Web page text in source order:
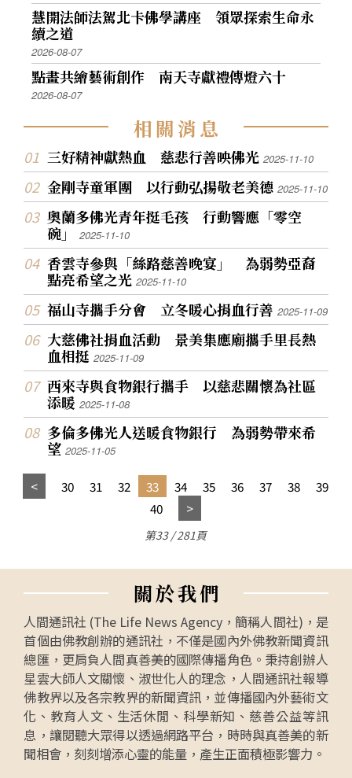
慧開法師法駕北卡佛學講座 領眾探索生命永
續之道
2026-08-07
點畫共繪藝術創作 南天寺獻禮傳燈六十
2026-08-07
相關消息
三好精神獻熱血 慈悲行善映佛光2025-11-10
金剛寺童軍團 以行動弘揚敬老美德2025-11-10
奧蘭多佛光青年挺毛孩 行動響應「零空
碗」2025-11-10
香雲寺參與「絲路慈善晚宴」 為弱勢亞裔
點亮希望之光2025-11-10
福山寺攜手分會 立冬暖心捐血行善2025-11-09
大慈佛社捐血活動 景美集應廟攜手里長熱
血相挺2025-11-09
西來寺與食物銀行攜手 以慈悲關懷為社區
添暖2025-11-08
多倫多佛光人送暖食物銀行 為弱勢帶來希
望2025-11-05
30 31 32 33 34 35 36 37 38
39
40
第33 / 281頁
關於我們
人間通訊社 (The Life News Agency，簡稱人間社)，是
首個由佛教創辦的通訊社，不僅是國內外佛教新聞資訊
總匯，更肩負人間真善美的國際傳播角色。秉持創辦人
星雲大師人文關懷、淑世化人的理念，人間通訊社報導
佛教界以及各宗教界的新聞資訊，並傳播國內外藝術文
化、教育人文、生活休閒、科學新知、慈善公益等訊
息，讓閱聽大眾得以透過網路平台，時時與真善美的新
聞相會，刻刻增添心靈的能量，產生正面積極影響力。